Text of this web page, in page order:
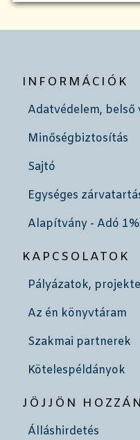
INFORMÁCIÓK
Adatvédelem, belső
Minőségbiztosítás
Sajtó
Egységes
Alapítvány - Adó 1%
KAPCSOLATOK
Pályázatok,
Az én könyvtáram
Szakmai partnerek
Kötelespéldányok
JÖJJÖN
Álláshirdetés